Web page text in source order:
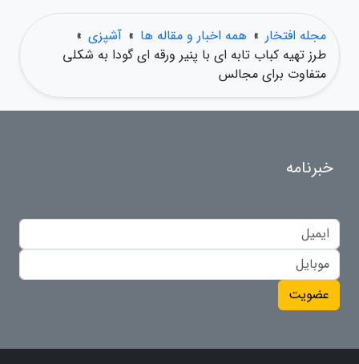
مجله افتخار » همه اخبار و مقاله ها » آشپزی »
طرز تهیه کباب تابه ای با پنیر ورقه ای گودا به شکلی
متفاوت برای مجالس
خبرنامه
عضویت